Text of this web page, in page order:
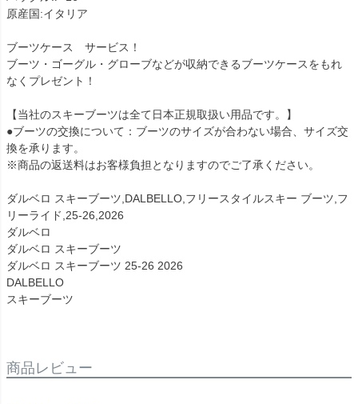
原産国:イタリア
ブーツケース サービス！
ブーツ・ゴーグル・グローブなどが収納できるブーツケースをもれ
なくプレゼント！
【当社のスキーブーツは全て日本正規取扱い用品です。】
●ブーツの交換について：ブーツのサイズが合わない場合、サイズ交
換を承ります。
※商品の返送料はお客様負担となりますのでご了承ください。
ダルベロ スキーブーツ,DALBELLO,フリースタイルスキー ブーツ,フ
リーライド,25-26,2026
ダルベロ
ダルベロ スキーブーツ
ダルベロ スキーブーツ 25-26 2026
DALBELLO
スキーブーツ
商品レビュー